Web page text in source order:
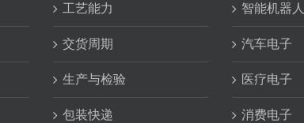
工艺能力
交货周期
生产与检验
包装快递
智能机器人
汽车电子
医疗电子
消费电子